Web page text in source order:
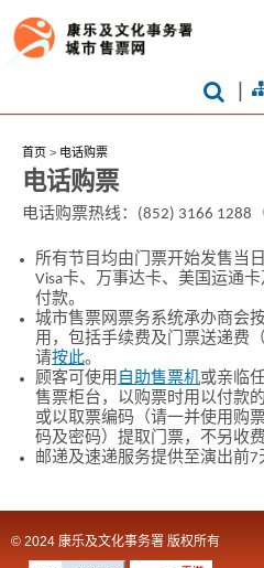
首页 > 电话购票
电话购票
电话购票热线：(852) 3166 1288
所有节目均由门票开始发售当
Visa卡、万事达卡、美国运通
付款。
城市售票网票务系统承办商会
用，包括手续费及门票送递费
请按此。
顾客可使用 自助售票机或亲临
售票柜台，以购票时用以付款
或以取票编码（请一并使用购
码及密码）提取门票，不另收费
邮递及速递服务提供至演出前7
© 2024 康乐及文化事务署 版权所有
形
象